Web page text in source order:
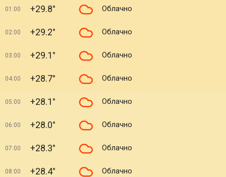
01:00 +29.8° Облачно
02:00 +29.2° Облачно
03:00 +29.1° Облачно
04:00 +28.7° Облачно
05:00 +28.1° Облачно
06:00 +28.0° Облачно
07:00 +28.3° Облачно
08:00 +28.4° Облачно